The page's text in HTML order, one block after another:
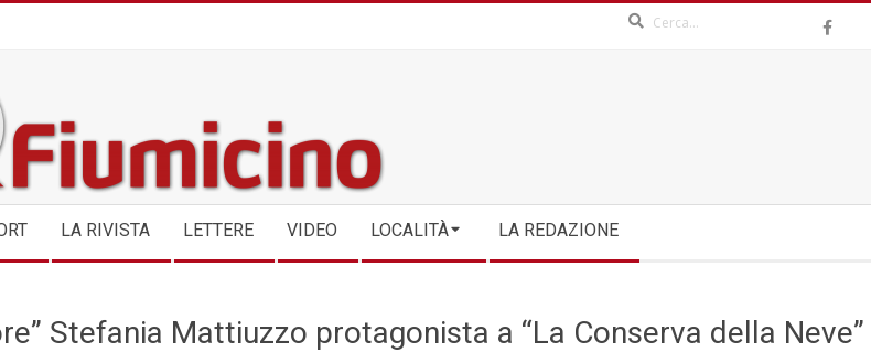
LA RIVISTA LETTERE VIDEO LOCALITÀ LA REDAZIONE
Stefania Mattiuzzo protagonista a “La Conserva della Neve”